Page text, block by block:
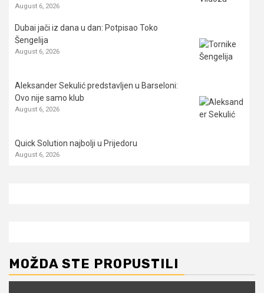
August 6, 2026
Dubai jači iz dana u dan: Potpisao Toko
Šengelija
August 6, 2026
Aleksander Sekulić predstavljen u Barseloni:
Ovo nije samo klub
August 6, 2026
Quick Solution najbolji u Prijedoru
August 6, 2026
MOŽDA STE PROPUSTILI